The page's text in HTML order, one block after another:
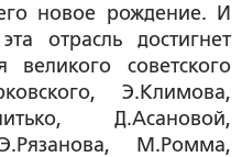
новое рождение. И
отрасль достигнет
великого советского
Э.Климова,
Д.Асановой,
М.Ромма,